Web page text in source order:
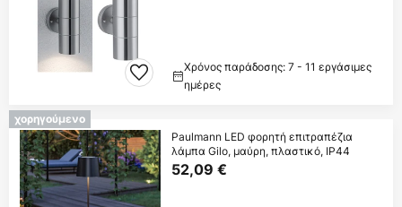
Χρόνος παράδοσης: 7 - 11 εργάσιμες
ημέρες
χορηγούμενο
Paulmann LED φορητή επιτραπέζια
λάμπα Gilo, μαύρη, πλαστικό, IP44
52,09 €